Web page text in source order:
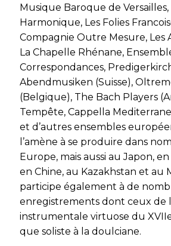
Musique Baroque de Versailles,
Harmonique, Les Folies
Compagnie Outre Mesure, Les
La Chapelle Rhénane,
Correspondances,
Abendmusiken (Suisse),
(Belgique), The Bach Players
Tempête, Cappella
et d’autres ensembles
l’amène à se produire dans
Europe, mais aussi au Japon,
en Chine, au Kazakhstan et au
participe également à de
enregistrements dont ceux de
instrumentale virtuose du
que soliste à la doulciane.